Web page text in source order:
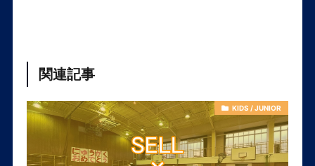
関連記事
KIDS / JUNIOR